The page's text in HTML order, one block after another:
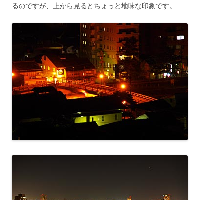
るのですが、上から見るとちょっと地味な印象です。